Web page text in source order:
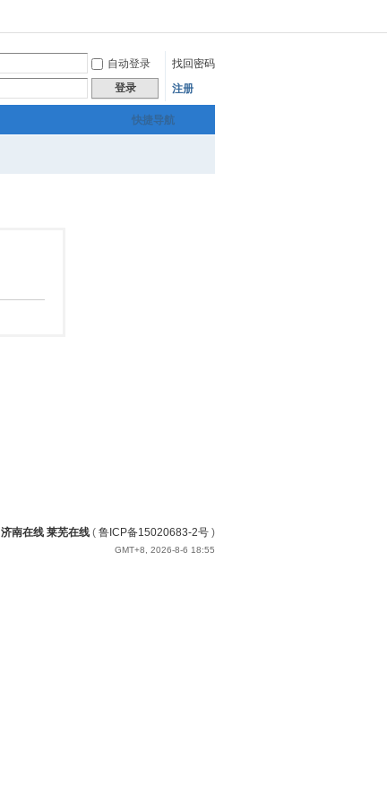
自动登录
找回密码
登录 注册
快捷导航
济南在线 莱芜在线 ( 鲁ICP备15020683-2号 )
GMT+8, 2026-8-6 18:55